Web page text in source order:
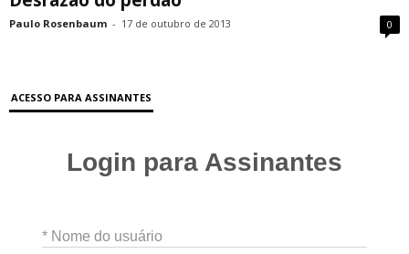
Paulo Rosenbaum - 17 de outubro de 2013 0
ACESSO PARA ASSINANTES
Login para Assinantes
* Nome do usuário